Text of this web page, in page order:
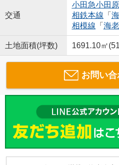
交通
小田急小田
相鉄本線 「
相模線 「 海
土地面積(坪数) 1691.10㎡
お問い